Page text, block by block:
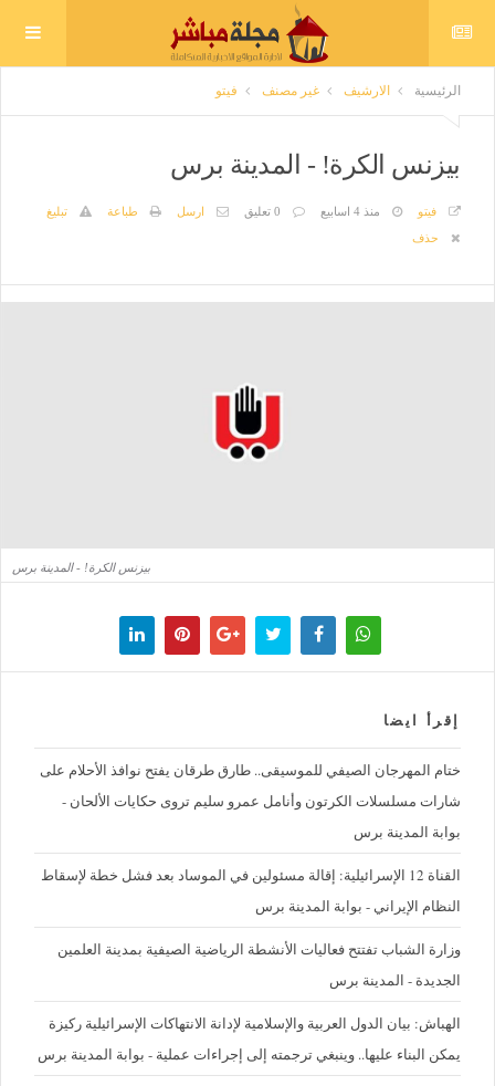
الرئيسية الارشيف غير مصنف فيتو
بيزنس الكرة! - المدينة برس
فيتو منذ 4 اسابيع 0 تعليق ارسل طباعة
تبليغ
حذف
بيزنس الكرة! - المدينة برس
إقرأ ايضا
ختام المهرجان الصيفي للموسيقى.. طارق طرقان يفتح نوافذ الأحلام على
شارات مسلسلات الكرتون وأنامل عمرو سليم تروى حكايات الألحان -
بوابة المدينة برس
القناة 12 الإسرائيلية: إقالة مسئولين في الموساد بعد فشل خطة لإسقاط
النظام الإيراني - بوابة المدينة برس
وزارة الشباب تفتتح فعاليات الأنشطة الرياضية الصيفية بمدينة العلمين
الجديدة - المدينة برس
الهباش: بيان الدول العربية والإسلامية لإدانة الانتهاكات الإسرائيلية ركيزة
يمكن البناء عليها.. وينبغي ترجمته إلى إجراءات عملية - بوابة المدينة برس